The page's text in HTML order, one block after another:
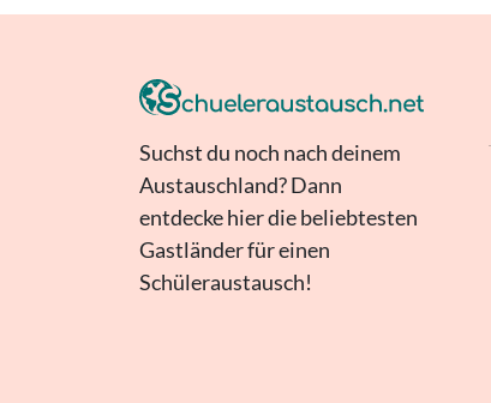
Suchst du noch nach deinem
Austauschland? Dann
entdecke hier die beliebtesten
Gastländer für einen
Schüleraustausch!